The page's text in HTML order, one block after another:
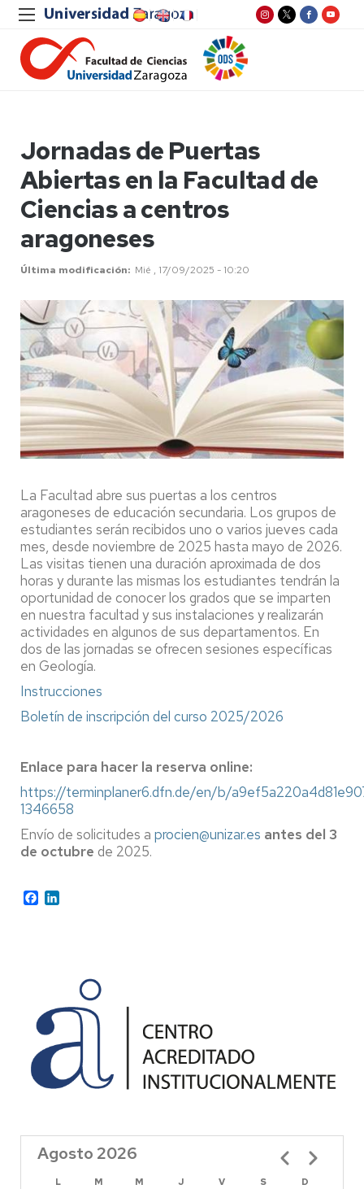
Jornadas de Puertas
Abiertas en la Facultad de
Ciencias a centros
aragoneses
Última modificación Mié , 17/09/2025 - 10:20
La Facultad abre sus puertas a los centros
aragoneses de educación secundaria. Los grupos de
estudiantes serán recibidos uno o varios jueves cada
mes, desde noviembre de 2025 hasta mayo de 2026.
Las visitas tienen una duración aproximada de dos
horas y durante las mismas los estudiantes tendrán la
oportunidad de conocer los grados que se imparten
en nuestra facultad y sus instalaciones y realizarán
actividades en algunos de sus departamentos. En
dos de las jornadas se ofrecen sesiones específicas
en Geología.
Instrucciones
Boletín de inscripción del curso 2025/2026
Enlace para hacer la reserva online:
https://terminplaner6.dfn.de/en/b/
1346658
Envío de solicitudes a procien@unizar.es antes del 3
de octubre de 2025.
Facebook
Agosto 2026
L M M J V S
D
Paginación